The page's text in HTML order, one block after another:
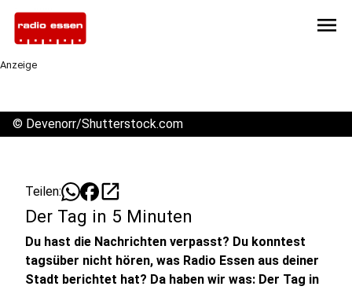
menu
Anzeige
© Devenorr/Shutterstock.com
Teilen: open_in_new
Der Tag in 5 Minuten
Du hast die Nachrichten verpasst? Du konntest
tagsüber nicht hören, was Radio Essen aus deiner
Stadt berichtet hat? Da haben wir was: Der Tag in